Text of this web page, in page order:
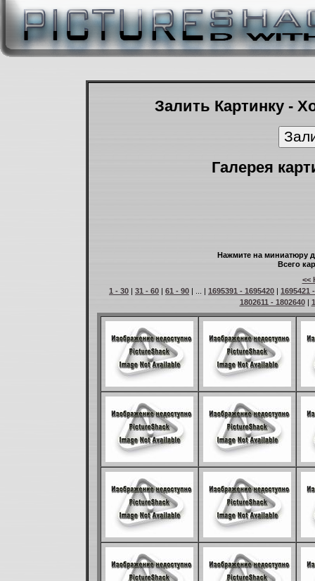
Залить Картинку -
Галерея
Нажмите на миниатюру
Всего
<<
1 - 30 | 31 - 60 | 61 - 90 | ... | 1695391 - 1695420 | 1695421
1802611 - 1802640|